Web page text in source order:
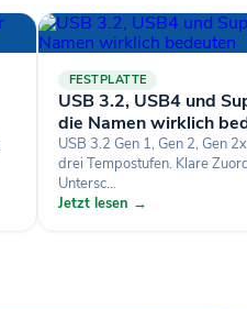
FESTPLATTE
USB 3.2, USB4 und
die Namen wirklich
USB 3.2 Gen 1, Gen 2, Gen
drei Tempostufen. Klare
Untersc...
Jetzt lesen →